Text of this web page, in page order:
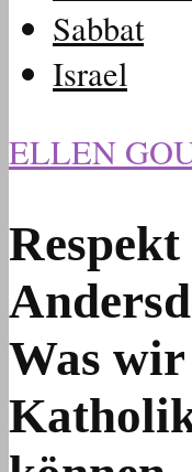
Sabbat
Israel
ELLEN
Was